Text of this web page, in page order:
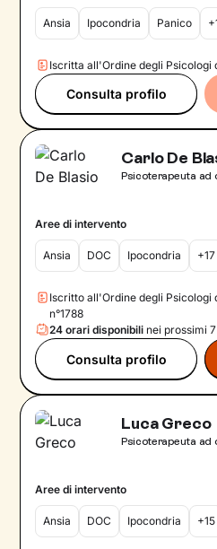
Ansia Ipocondria Panico
Iscritta all'Ordine degli Psicologi
Consulta profilo
Carlo De
Psicoterapeuta ad
Aree di intervento
Ansia DOC Ipocondria +17
Iscritto all'Ordine degli Psicologi
n°1788
24 orari disponibili nei prossimi
Consulta profilo
Luca Greco
Psicoterapeuta ad
Aree di intervento
Ansia DOC Ipocondria +15